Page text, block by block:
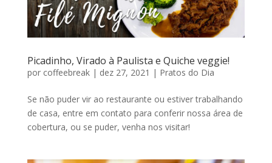
Picadinho, Virado à Paulista e Quiche veggie!
por coffeebreak| dez 27, 2021 | Pratos do Dia
Se não puder vir ao restaurante ou estiver trabalhando
de casa, entre em contato para conferir nossa área de
cobertura, ou se puder, venha nos visitar!